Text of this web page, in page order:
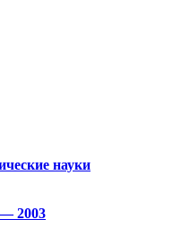
науки
2003